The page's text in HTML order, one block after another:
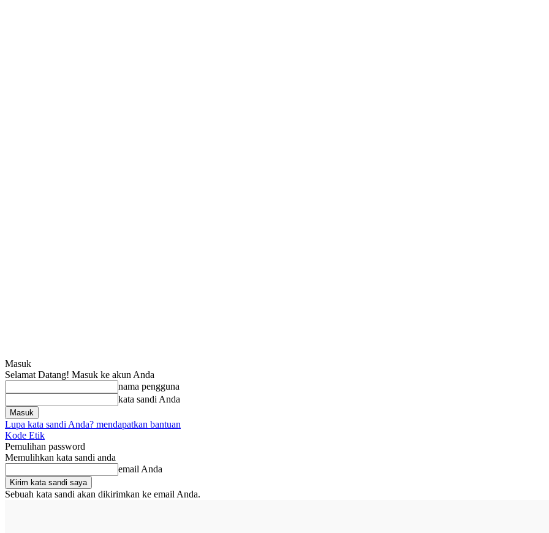
Masuk
Selamat Datang! Masuk ke akun Anda
nama pengguna
kata sandi Anda
Lupa kata sandi Anda? mendapatkan bantuan
Kode Etik
Pemulihan password
Memulihkan kata sandi anda
email Anda
Sebuah kata sandi akan dikirimkan ke email Anda.